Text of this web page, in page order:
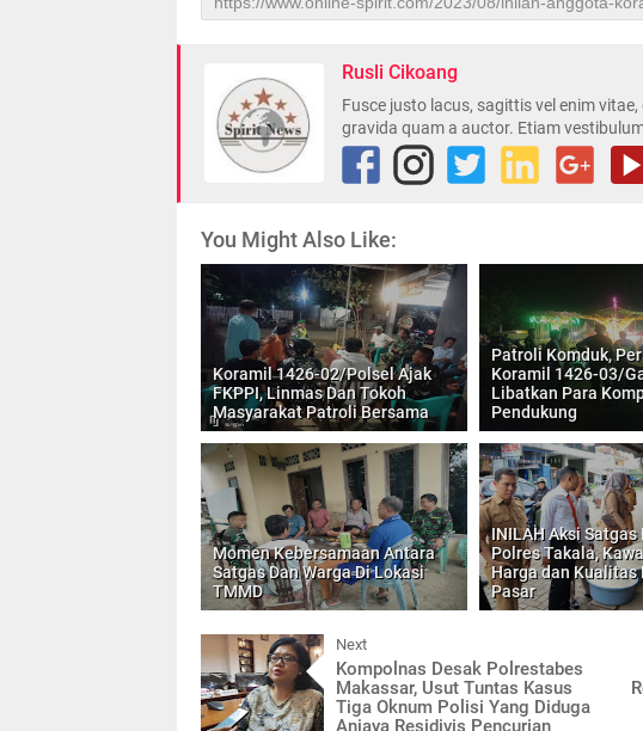
Rusli Cikoang
Fusce justo lacus, sagittis vel enim
gravida quam a auctor. Etiam
You Might Also Like:
Koramil 1426-02/Polsel Ajak
FKPPI, Linmas Dan Tokoh
Masyarakat Patroli Bersama
Patroli Komduk,
Koramil 1426-03/
Libatkan Para
Pendukung
Momen Kebersamaan Antara
Satgas Dan Warga Di Lokasi
TMMD
INILAH Aksi Satgas
Polres Takala,
Harga dan Kualitas
Pasar
Next
Kompolnas Desak Polrestabes
Makassar, Usut Tuntas Kasus
Tiga Oknum Polisi Yang Diduga
Aniaya Residivis Pencurian